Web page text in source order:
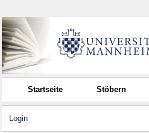
Startseite Stöbern
Login